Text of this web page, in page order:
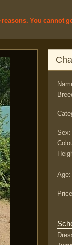
You cannot
Sex:
Age: